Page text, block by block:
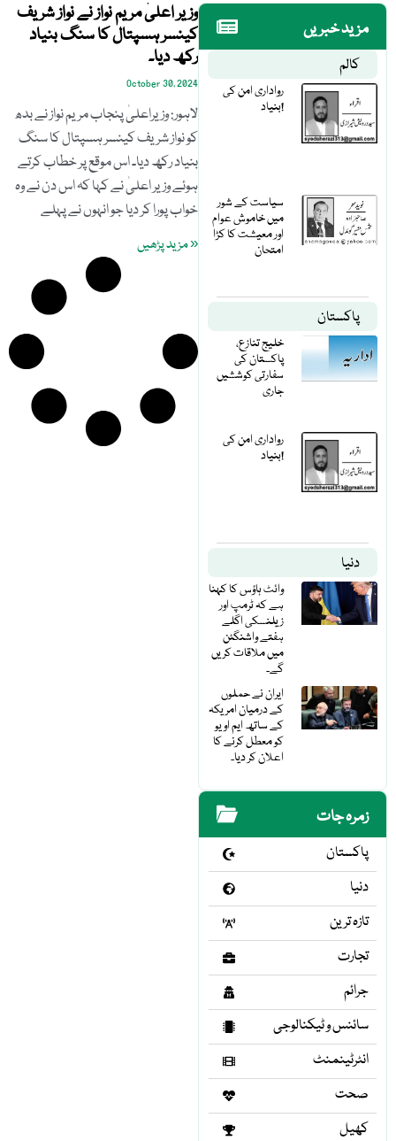
مزید خبریں
کالم
رواداری امن کی
بنیاد!
سیاست کے شور
میں خاموش عوام
اور معیشت کا کڑا
امتحان
پاکستان
خلیج تنازع،
پاکستان کی
سفارتی کوششیں
جاری
رواداری امن کی
بنیاد!
دنیا
وائٹ ہاؤس کا کہنا
ہے کہ ٹرمپ اور
زیلنسکی اگلے
ہفتے واشنگٹن
میں ملاقات کریں
گے۔
ایران نے حملوں
کے درمیان امریکہ
کے ساتھ ایم او یو
کو معطل کرنے کا
اعلان کر دیا۔
زمرہ جات
پاکستان
دنیا
تازہ ترین
تجارت
جرائم
سائنس و ٹیکنالوجی
انٹرٹینمنٹ
صحت
کھیل
وزیر اعلیٰ مریم نواز نے نواز شریف
کینسر ہسپتال کا سنگ بنیاد
رکھ دیا۔
October 30, 2024
لاہور: وزیراعلیٰ پنجاب مریم نواز نے بدھ
کو نواز شریف کینسر ہسپتال کا سنگ
بنیاد رکھ دیا۔ اس موقع پر خطاب کرتے
ہوئے وزیر اعلیٰ نے کہا کہ اس دن نے وہ
خواب پورا کر دیا جو انہوں نے پہلے
« مزید پڑھیں